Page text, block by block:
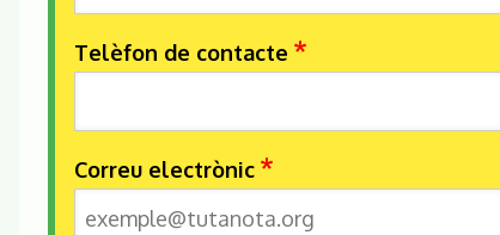
Telèfon de contacte
Correu electrònic